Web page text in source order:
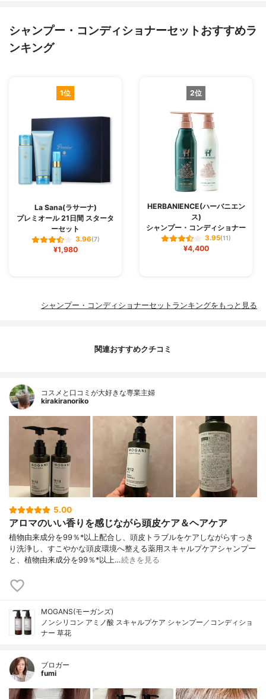
シャンプー・コンディショナーセットおすすめラ
ンキング
1位
La Sana(ラサーナ)
プレミオール 21日間 スタータ
ーセット
3.96(7)
¥1,980
2位
HERBANIENCE(ハーバニエン
ス)
シャンプー・コンディショナー
3.95(11)
¥4,400
シャンプー・コンディショナーセットランキングをもっと見る
関連おすすめクチコミ
コスメと口コミが大好きな専業主婦
kirakiranoriko
5.00
アロマのいい香りを感じながら頭皮ケア＆ヘアケア
植物由来成分を99％*以上配合し、頭皮トラブルをケアしながらすっき
り洗浄し、すこやかな頭皮環境へ整える薬用スキャルプケアシャンプー
と、植物由来成分を99％*以上…続きを見る
MOGANS(モーガンズ)
ノンシリコン アミノ酸 スキャルプケア シャンプー／コンディショ
ナー 草花
ブロガー
fumi